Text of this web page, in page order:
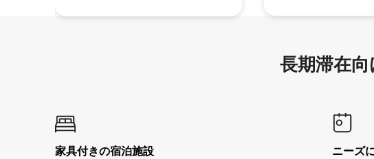
長期滞在
家具付き⁠の宿⁠泊⁠施⁠設
ニーズ